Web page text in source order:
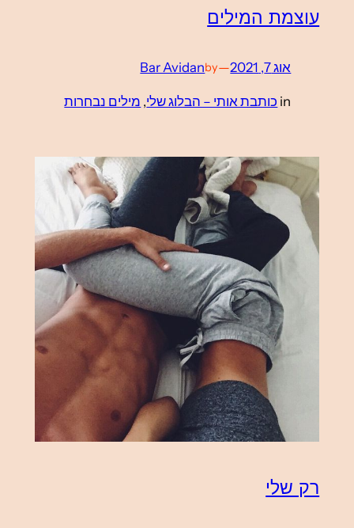
עוצמת המילים
אוג 7, 2021 —
by
Bar Avidan
in כותבת אותי – הבלוג שלי, מילים נבחרות
רק שלי